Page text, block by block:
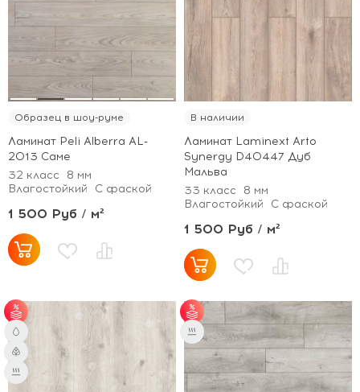
от 100 м² - скидка
Образец в шоу-руме
Ламинат Peli Alberra AL-
2013 Саме
32 класс
8 мм
Влагостойкий
С фаской
1 500 Руб / м²
В наличии
Ламинат Laminext Arto
Synergy D40447 Дуб
Мальва
33 класс
8 мм
Влагостойкий
С фаской
1 500 Руб / м²
от 65 м² - скидка 7%;
от 101 м² - скидка
от 50 м² - скидка 5%;
от 70 м² - скидка 7%;
от 100 м² - скидка